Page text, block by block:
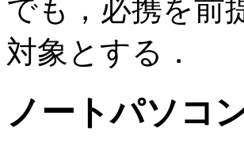
でも，必携を前
対象とする．
ノートパソコ